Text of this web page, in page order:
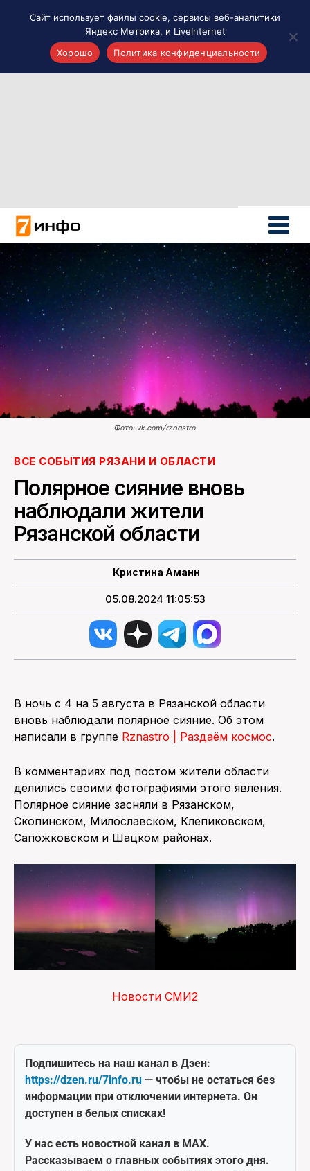
Новости России
Политика
Новости мира
Все материалы 7инфо
О НАС
ПОИСК ПО САЙТУ
Фото: vk.com/rznastro
ВСЕ СОБЫТИЯ РЯЗАНИ И ОБЛАСТИ
Полярное сияние вновь
наблюдали жители
Рязанской области
Кристина Аманн
05.08.2024 11:05:53
В ночь с 4 на 5 августа в Рязанской области
вновь наблюдали полярное сияние. Об этом
написали в группе Rznastro | Раздаём космос.
В комментариях под постом жители области
делились своими фотографиями этого явления.
Полярное сияние засняли в Рязанском,
Скопинском, Милославском, Клепиковском,
Сапожковском и Шацком районах.
Новости СМИ2
Подпишитесь на наш канал в Дзен:
https://dzen.ru/7info.ru — чтобы не остаться без
информации при отключении интернета. Он
доступен в белых списках!
У нас есть новостной канал в MAX.
Рассказываем о главных событиях этого дня.
Сайт использует файлы cookie, сервисы веб-аналитики
Яндекс Метрика, и LiveInternet
Хорошо
Политика конфиденциальности